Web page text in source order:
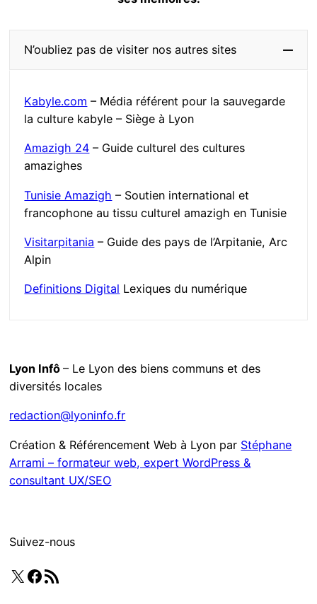
N’oubliez pas de visiter nos autres sites
Kabyle.com – Média référent pour la sauvegarde
la culture kabyle – Siège à Lyon
Amazigh 24 – Guide culturel des cultures
amazighes
Tunisie Amazigh – Soutien international et
francophone au tissu culturel amazigh en Tunisie
Visitarpitania – Guide des pays de l’Arpitanie, Arc
Alpin
Definitions Digital Lexiques du numérique
Lyon Infô– Le Lyon des biens communs et des
diversités locales
redaction@lyoninfo.fr
Création & Référencement Web à Lyon par Stéphane
Arrami – formateur web, expert WordPress &
consultant UX/SEO
Suivez-nous
X Facebook
Flux RSS